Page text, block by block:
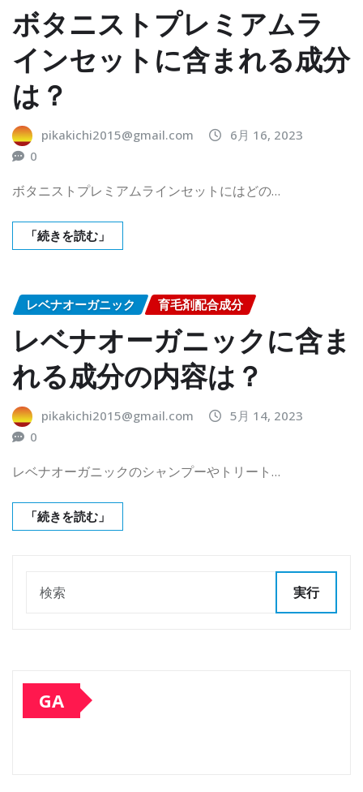
ボタニストプレミアムラ
インセットに含まれる成分
は？
pikakichi2015@gmail.com
6月 16, 2023
0
ボタニストプレミアムラインセットにはどの…
「続きを読む」
レベナオーガニック 育毛剤配合成分
レベナオーガニックに含ま
れる成分の内容は？
pikakichi2015@gmail.com
5月 14, 2023
0
レベナオーガニックのシャンプーやトリート…
「続きを読む」
実行
GA